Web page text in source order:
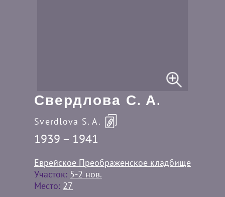
Свердлова С. А.
Sverdlova S. A.
1939 – 1941
Еврейское Преображенское кладбище
Участок: 5-2 нов.
Место: 27